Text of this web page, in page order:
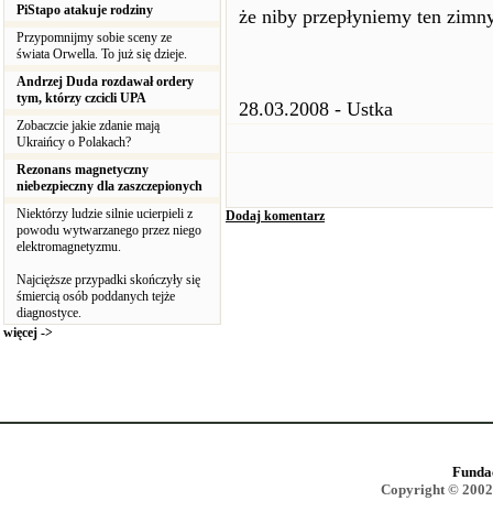
PiStapo atakuje rodziny
Przypomnijmy sobie sceny ze
świata Orwella. To już się dzieje.
Andrzej Duda rozdawał ordery
tym, którzy czcicli UPA
Zobaczcie jakie zdanie mają
Ukraińcy o Polakach?
Rezonans magnetyczny
niebezpieczny dla zaszczepionych
Niektórzy ludzie silnie ucierpieli z
powodu wytwarzanego przez niego
elektromagnetyzmu.
Najcięższe przypadki skończyły się
śmiercią osób poddanych tejże
diagnostyce.
więcej ->
że niby przepłyniemy ten
28.03.2008 - Ustka
Dodaj komentarz
Copyright ©